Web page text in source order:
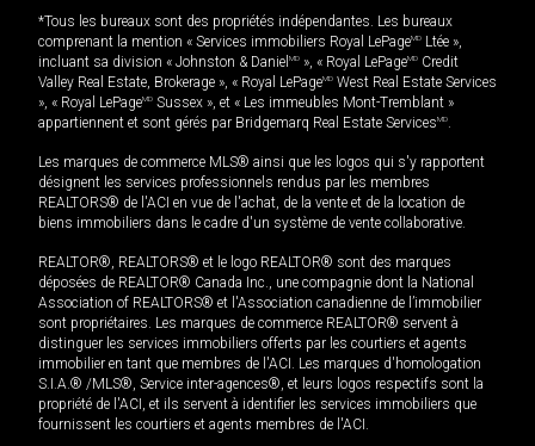
*Tous les bureaux sont des propriétés indépendantes. Les bureaux
comprenant la mention « Services immobiliers Royal LePageMD Ltée »,
incluant sa division « Johnston & Daniel MD », « Royal LePageMD Credit
Valley Real Estate, Brokerage », « Royal LePageMD West Real Estate Services
», « Royal LePageMD Sussex », et « Les immeubles Mont-Tremblant »
appartiennent et sont gérés par Bridgemarq Real Estate ServicesMD.
Les marques de commerce MLS® ainsi que les logos qui s'y rapportent
désignent les services professionnels rendus par les membres
REALTORS® de l'ACI en vue de l'achat, de la vente et de la location de
biens immobiliers dans le cadre d'un système de vente collaborative.
REALTOR®, REALTORS® et le logo REALTOR® sont des marques
déposées de REALTOR® Canada Inc., une compagnie dont la National
Association of REALTORS® et l'Association canadienne de l’immobilier
sont propriétaires. Les marques de commerce REALTOR® servent à
distinguer les services immobiliers offerts par les courtiers et agents
immobilier en tant que membres de l'ACI. Les marques d'homologation
S.I.A.® /MLS®, Service inter-agences®, et leurs logos respectifs sont la
propriété de l'ACI, et ils servent à identifier les services immobiliers que
fournissent les courtiers et agents membres de l'ACI.